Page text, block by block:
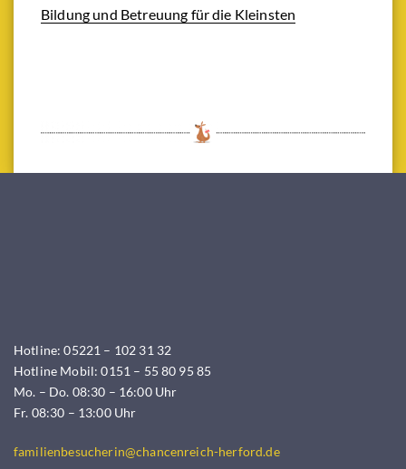
Bildung und Betreuung für die Kleinsten
Hotline: 05221 – 102 31 32
Hotline Mobil: 0151 – 55 80 95 85
Mo. – Do. 08:30 – 16:00 Uhr
Fr. 08:30 – 13:00 Uhr
familienbesucherin@chancenreich-herford.de